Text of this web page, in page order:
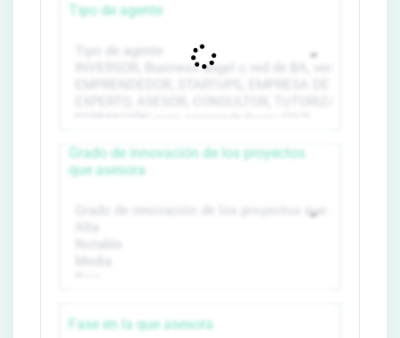
Tipo de agente
Grado de innovación de los proyectos
que asesora
Fase en la que asesora